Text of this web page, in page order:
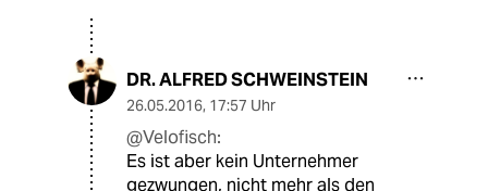
DR. ALFRED SCHWEINSTEIN
26.05.2016, 17:57 Uhr
@Velofisch:
Es ist aber kein Unternehmer
gezwungen, nicht mehr als den